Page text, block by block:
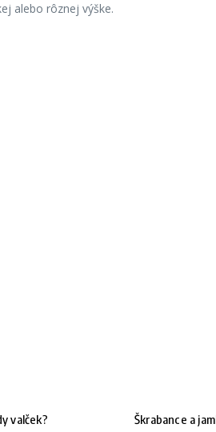
alebo rôznej výške.
valček?
Škrabance a